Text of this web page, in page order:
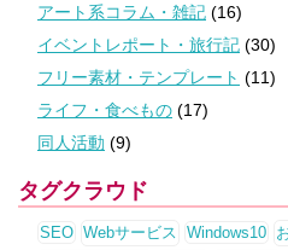
アート系コラム・雑記 (16)
イベントレポート・旅行記 (30)
フリー素材・テンプレート (11)
ライフ・食べもの (17)
同人活動 (9)
タグクラウド
SEO Webサービス Windows10